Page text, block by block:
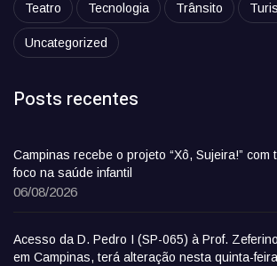
Teatro Tecnologia Trânsito
Uncategorized
Posts recentes
Campinas recebe o projeto “Xô, Sujeira!” com
foco na saúde infantil
06/08/2026
Acesso da D. Pedro I (SP-065) à Prof.
em Campinas, terá alteração nesta quinta-